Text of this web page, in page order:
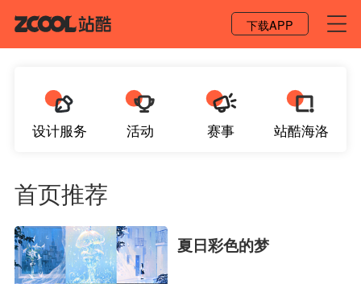
下载APP
设计服务 活动 赛事 站酷海洛
首页推荐
夏日彩色的梦